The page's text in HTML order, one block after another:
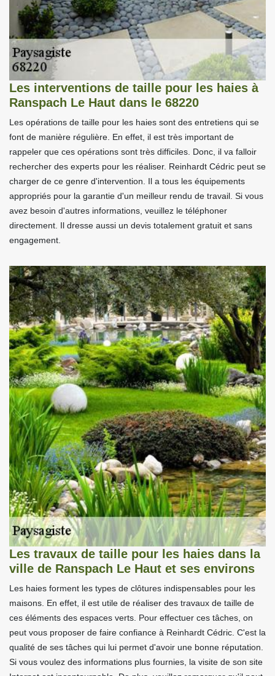
Les interventions de taille pour les haies à
Ranspach Le Haut dans le 68220
Les opérations de taille pour les haies sont des entretiens qui se
font de manière régulière. En effet, il est très important de
rappeler que ces opérations sont très difficiles. Donc, il va falloir
rechercher des experts pour les réaliser. Reinhardt Cédric peut se
charger de ce genre d'intervention. Il a tous les équipements
appropriés pour la garantie d'un meilleur rendu de travail. Si vous
avez besoin d'autres informations, veuillez le téléphoner
directement. Il dresse aussi un devis totalement gratuit et sans
engagement.
Les travaux de taille pour les haies dans la
ville de Ranspach Le Haut et ses environs
Les haies forment les types de clôtures indispensables pour les
maisons. En effet, il est utile de réaliser des travaux de taille de
ces éléments des espaces verts. Pour effectuer ces tâches, on
peut vous proposer de faire confiance à Reinhardt Cédric. C'est la
qualité de ses tâches qui lui permet d'avoir une bonne réputation.
Si vous voulez des informations plus fournies, la visite de son site